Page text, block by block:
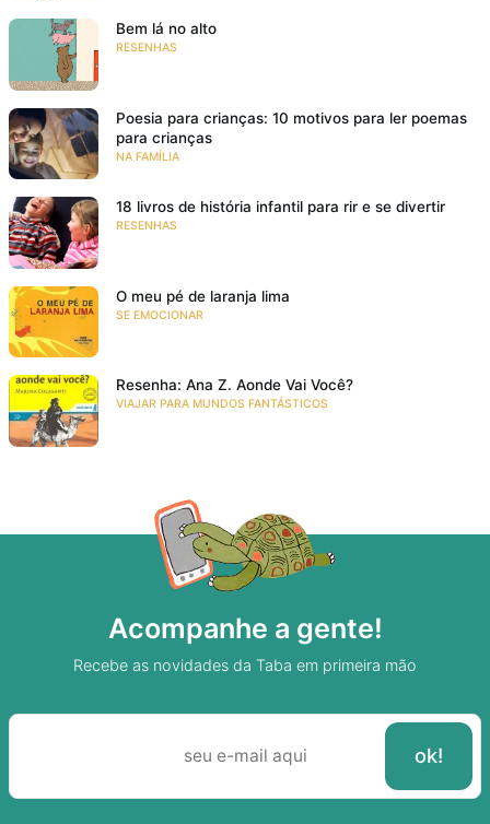
Bem lá no alto
RESENHAS
Poesia para crianças: 10 motivos para ler poemas
para crianças
NA FAMÍLIA
18 livros de história infantil para rir e se divertir
RESENHAS
O meu pé de laranja lima
SE EMOCIONAR
Resenha: Ana Z. Aonde Vai Você?
VIAJAR PARA MUNDOS FANTÁSTICOS
Acompanhe a gente!
Recebe as novidades da Taba em primeira mão